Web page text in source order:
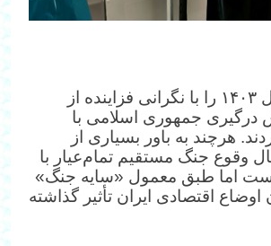
مردم ایران سال ۱۴۰۳ را با نگرانی فزاینده از
درگیری‌ جمهوری اسلامی با
هرچند به باور بسیاری از
وقوع جنگ مستقیم تمام‌عیار با
اما طبق معمول «سایه جنگ»
اقتصادی ایران تأثیر گذاشته